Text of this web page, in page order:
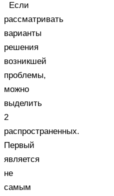
Если
рассматривать
варианты
решения
возникшей
проблемы,
можно
выделить
2
распространенных.
Первый
является
не
самым